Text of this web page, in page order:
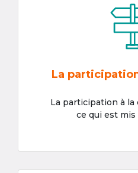
La
La participation à
ce qui est